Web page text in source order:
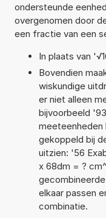
ondersteunde
overgenomen door
een fractie van een
In plaats van
Bovendien
wiskundige
er niet alleen
bijvoorbeeld
meeteenheden
gekoppeld bij
uitzien: '56
x 68dm = ?
elkaar passen
combinatie.